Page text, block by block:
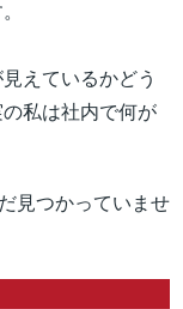
えているかどう
私は社内で何が
見つかっていませ